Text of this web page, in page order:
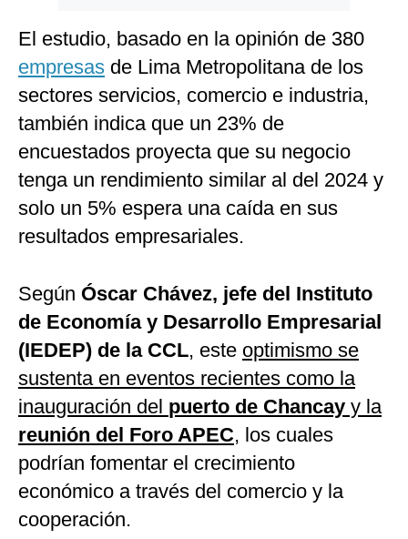
El estudio, basado en la opinión de 380
empresas de Lima Metropolitana de los
sectores servicios, comercio e industria,
también indica que un 23% de
encuestados proyecta que su negocio
tenga un rendimiento similar al del 2024 y
solo un 5% espera una caída en sus
resultados empresariales.
Según Óscar Chávez, jefe del Instituto
de Economía y Desarrollo Empresarial
(IEDEP) de la CCL, este optimismo se
sustenta en eventos recientes como la
inauguración del puerto de Chancay y la
reunión del Foro APEC, los cuales
podrían fomentar el crecimiento
económico a través del comercio y la
cooperación.